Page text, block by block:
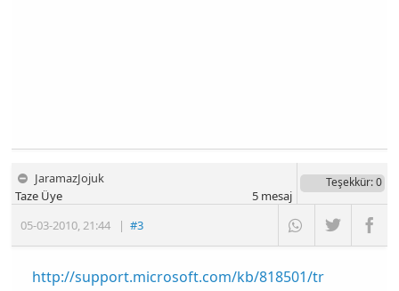
JaramazJojuk
05-03-2010,21:44 |#3
Taze Üye
Teşekkür: 0
5mesaj
http://support.microsoft.com/kb/818501/tr